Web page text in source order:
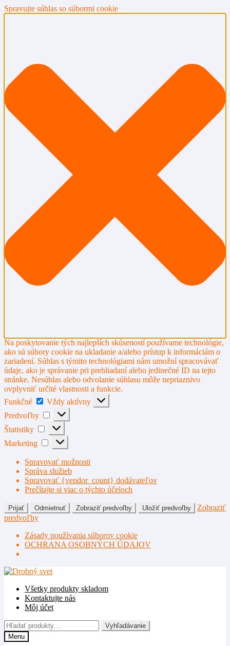
Spravujte súhlas so súbormi cookie
Na poskytovanie tých najlepších skúseností používame technológie,
ako sú súbory cookie na ukladanie a/alebo prístup k informáciám o
zariadení. Súhlas s týmito technológiami nám umožní spracovávať
údaje, ako je správanie pri prehliadaní alebo jedinečné ID na tejto
stránke. Nesúhlas alebo odvolanie súhlasu môže nepriaznivo
ovplyvniť určité vlastnosti a funkcie.
Funkčné
Funkčné
Vždy aktívny
Predvoľby
Predvoľby
Štatistiky Štatistiky
Marketing Marketing
Spravovať možnosti
Správa služieb
Spravovať {vendor_count} dodávateľov
Prečítajte si viac o týchto účeloch
Prijať Odmietnuť Zobraziť predvoľby Uložiť predvoľby
Zobraziť
predvoľby
Zásady používania súborov cookie
OCHRANA OSOBNÝCH ÚDAJOV
Preskočiť
navigáciu
Preskočiť
obsah
Všetky produkty skladom
Kontaktujte nás
Môj účet
Hľadať:
Vyhľadávanie
Menu